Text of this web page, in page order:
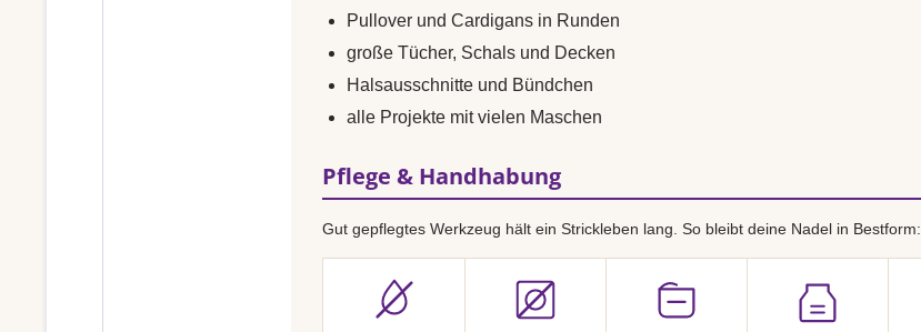
Pullover und Cardigans in Runden
große Tücher, Schals und Decken
Halsausschnitte und Bündchen
alle Projekte mit vielen Maschen
Pflege & Handhabung
Gut gepflegtes Werkzeug hält ein Strickleben lang. So bleibt deine Nadel in Bestform: